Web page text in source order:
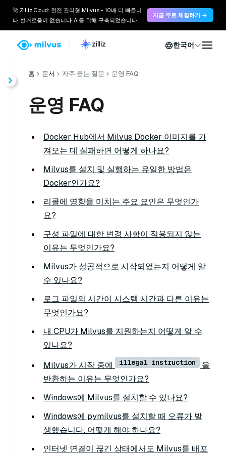
🚀 Zilliz Cloud: 완전 관리형 Milvus - 10배 더 빠릅니
다. 번거로움이 없습니다. AI를 위해 구축되었습니다.
지금 무료 체험하기 →
한국어
홈 문서 자주 묻는 질문 운영 FAQ
운영 FAQ
Docker Hub에서 Milvus Docker 이미지를 가
져오는 데 실패하면 어떻게 하나요?
Milvus를 설치 및 실행하는 유일한 방법은
Docker인가요?
리콜에 영향을 미치는 주요 요인은 무엇인가
요?
구성 파일에 대한 변경 사항이 적용되지 않는
이유는 무엇인가요?
Milvus가 성공적으로 시작되었는지 어떻게 알
수 있나요?
로그 파일의 시간이 시스템 시간과 다른 이유는
무엇인가요?
내 CPU가 Milvus를 지원하는지 어떻게 알 수
있나요?
Milvus가 시작 중에
illegal instruction
을
반환하는 이유는 무엇인가요?
Windows에 Milvus를 설치할 수 있나요?
Windows에 pymilvus를 설치할 때 오류가 발
생했습니다. 어떻게 해야 하나요?
인터넷 연결이 끊긴 상태에서도 Milvus를 배포